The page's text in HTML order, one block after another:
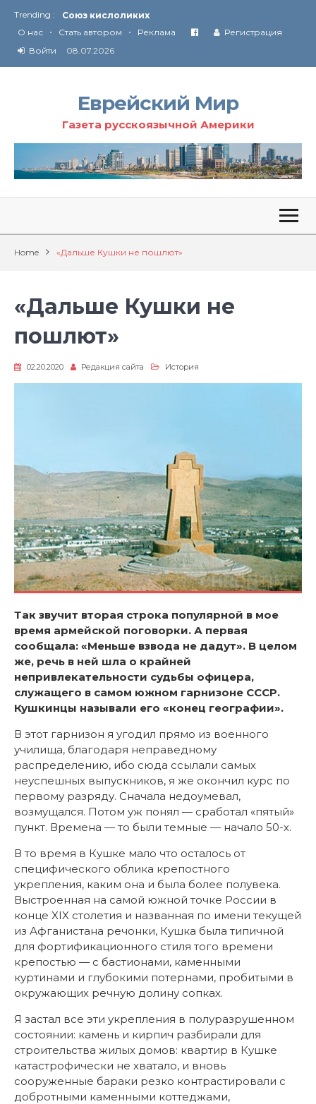
Trending :
Соглашение США с Ираном
Технология Революции в Иране
О нас • Стать автором • Реклама
Регистрация
Войти
08.07.2026
Еврейский Мир
Газета русскоязычной Америки
Home «Дальше Кушки не пошлют»
«Дальше Кушки не
пошлют»
02.20.2020 Редакция сайта История
Так звучит вторая строка популярной в мое
время армейской поговорки. А первая
сообщала: «Меньше взвода не дадут». В целом
же, речь в ней шла о крайней
непривлекательности судьбы офицера,
служащего в самом южном гарнизоне СССР.
Кушкинцы называли его «конец географии».
В этот гарнизон я угодил прямо из военного
училища, благодаря неправедному
распределению, ибо сюда ссылали самых
неуспешных выпускников, я же окончил курс по
первому разряду. Сначала недоумевал,
возмущался. Потом уж понял — сработал «пятый»
пункт. Времена — то были темные — начало 50-х.
В то время в Кушке мало что осталось от
специфического облика крепостного
укрепления, каким она и была более полувека.
Выстроенная на самой южной точке России в
конце XIX столетия и названная по имени текущей
из Афганистана речонки, Кушка была типичной
для фортификационного стиля того времени
крепостью — с бастионами, каменными
куртинами и глубокими потернами, пробитыми в
окружающих речную долину сопках.
Я застал все эти укрепления в полуразрушенном
состоянии: камень и кирпич разбирали для
строительства жилых домов: квартир в Кушке
катастрофически не хватало, и вновь
сооруженные бараки резко контрастировали с
добротными каменными коттеджами,